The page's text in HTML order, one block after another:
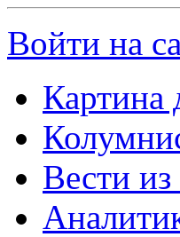
Войти на
Картина
Вести из